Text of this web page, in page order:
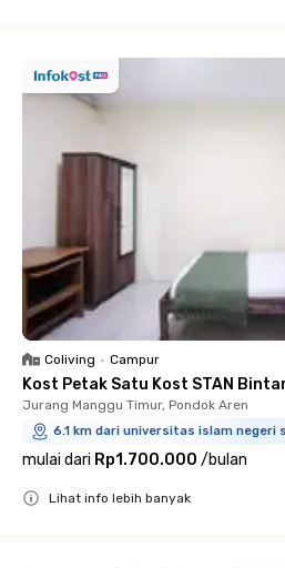
Coliving • Campur
Kost Petak Satu Kost STAN
Jurang Manggu Timur, Pondok Aren
6.1 km dari universitas islam
mulai dari Rp1.700.000 /bulan
Lihat info lebih banyak